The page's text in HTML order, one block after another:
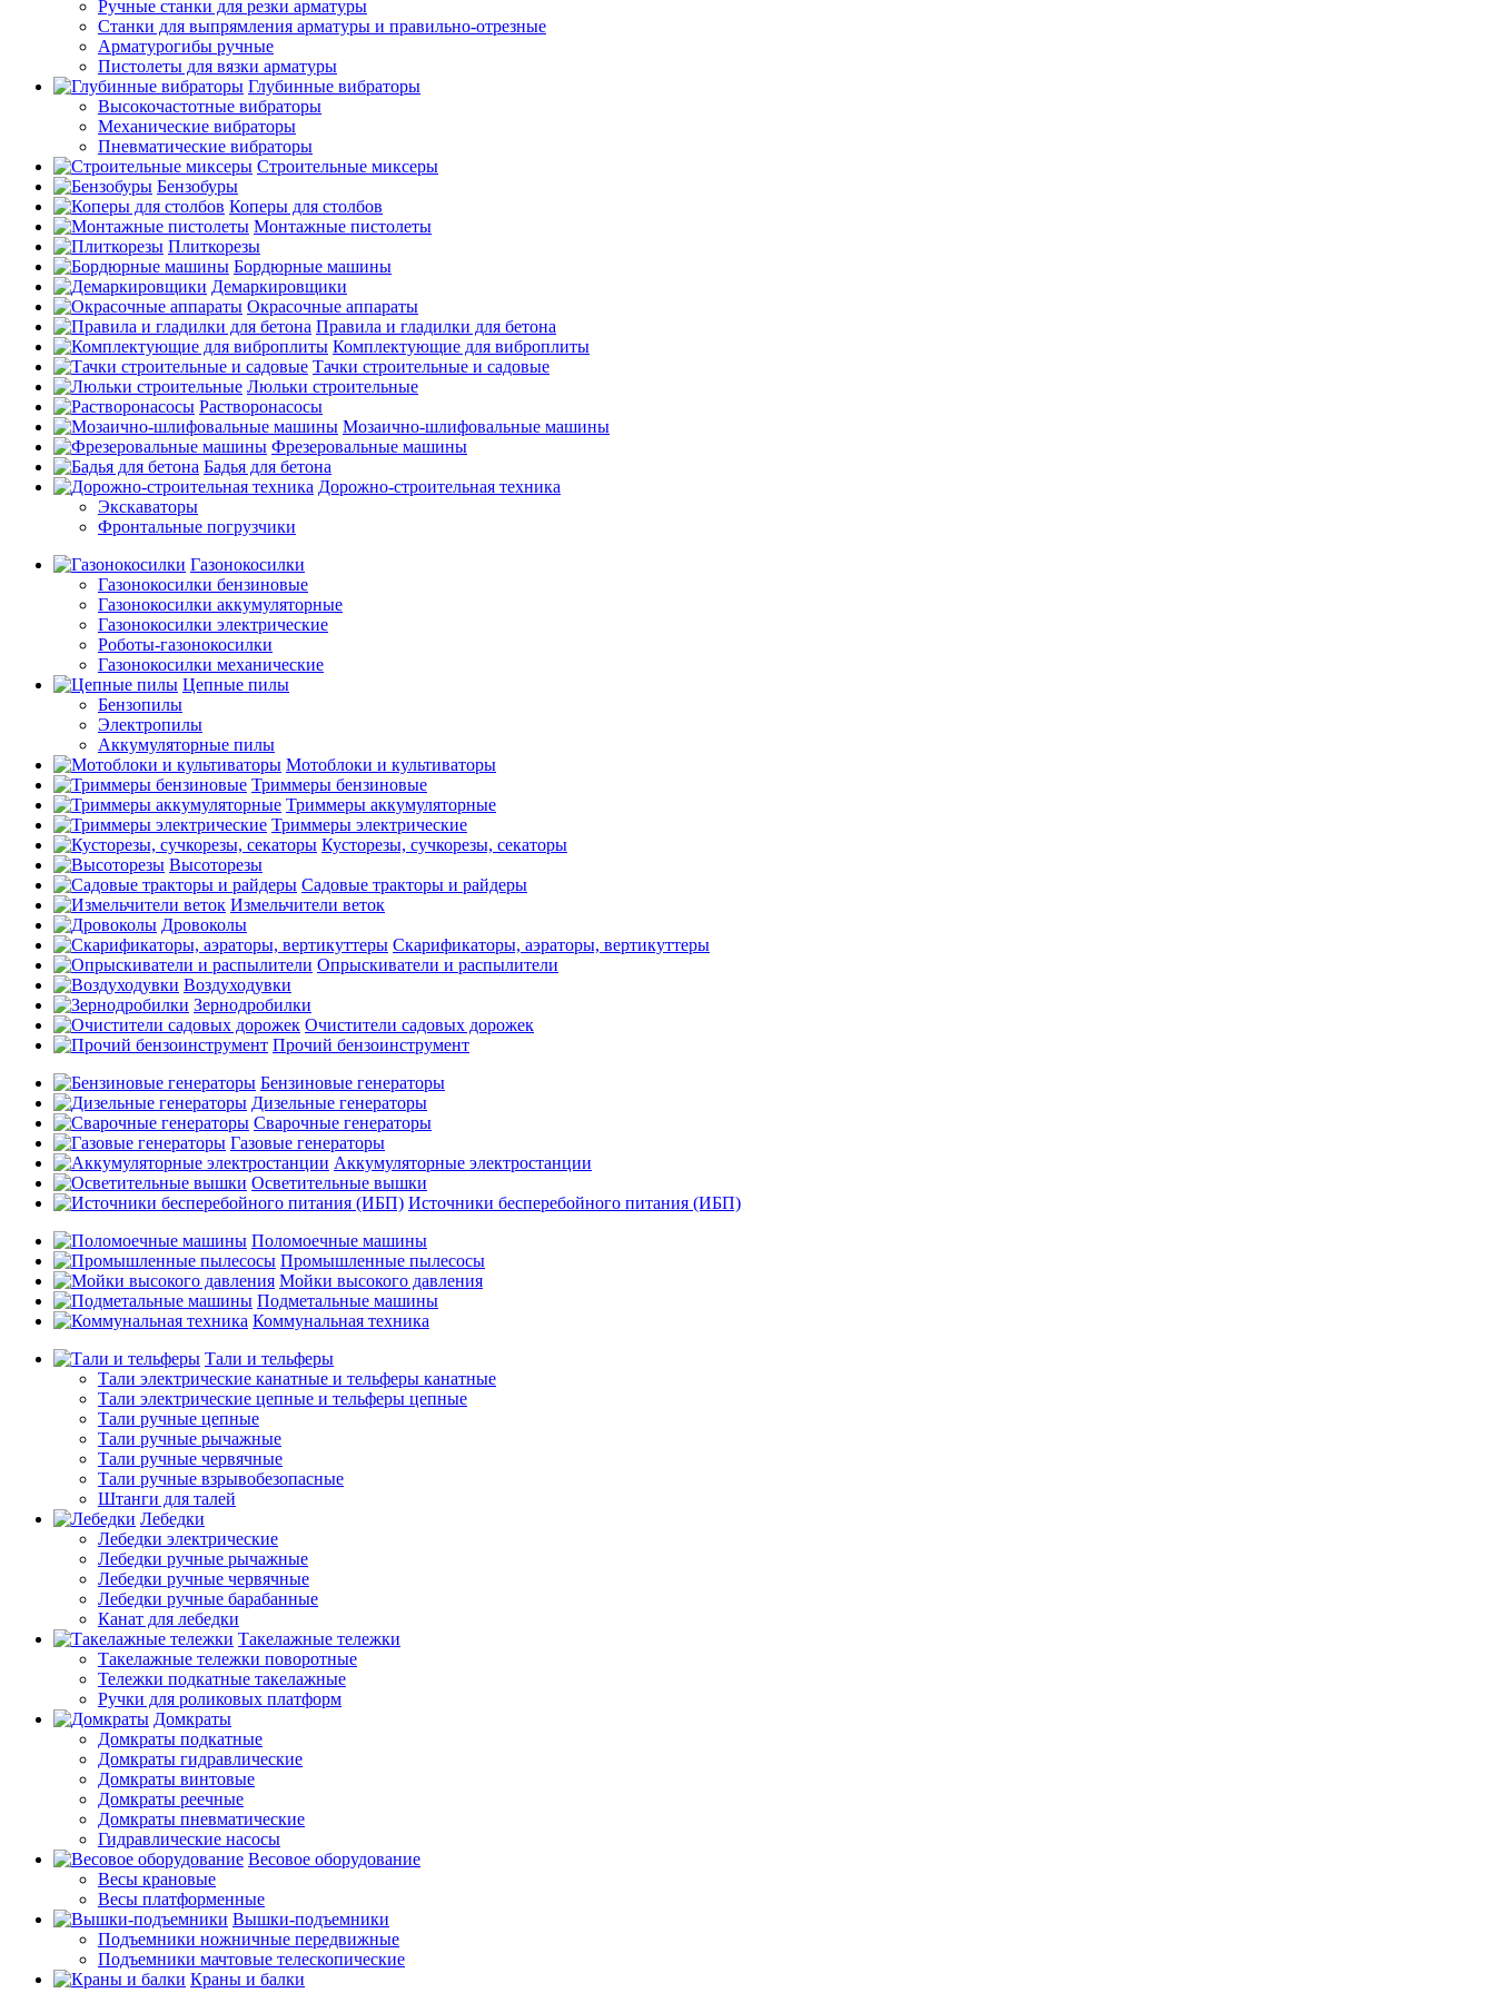
Ручные станки для резки арматуры
Станки для выпрямления арматуры и правильно-отрезные
Арматурогибы ручные
Пистолеты для вязки арматуры
Глубинные вибраторы
Высокочастотные вибраторы
Механические вибраторы
Пневматические вибраторы
Строительные миксеры
Бензобуры
Коперы для столбов
Монтажные пистолеты
Плиткорезы
Бордюрные машины
Демаркировщики
Окрасочные аппараты
Правила и гладилки для бетона
Комплектующие для виброплиты
Тачки строительные и садовые
Люльки строительные
Растворонасосы
Мозаично-шлифовальные машины
Фрезеровальные машины
Бадья для бетона
Дорожно-строительная техника
Экскаваторы
Фронтальные погрузчики
Газонокосилки
Газонокосилки бензиновые
Газонокосилки аккумуляторные
Газонокосилки электрические
Роботы-газонокосилки
Газонокосилки механические
Цепные пилы
Бензопилы
Электропилы
Аккумуляторные пилы
Мотоблоки и культиваторы
Триммеры бензиновые
Триммеры аккумуляторные
Триммеры электрические
Кусторезы, сучкорезы, секаторы
Высоторезы
Садовые тракторы и райдеры
Измельчители веток
Дровоколы
Скарификаторы, аэраторы, вертикуттеры
Опрыскиватели и распылители
Воздуходувки
Зернодробилки
Очистители садовых дорожек
Прочий бензоинструмент
Бензиновые генераторы
Дизельные генераторы
Сварочные генераторы
Газовые генераторы
Аккумуляторные электростанции
Осветительные вышки
Источники бесперебойного питания (ИБП)
Поломоечные машины
Промышленные пылесосы
Мойки высокого давления
Подметальные машины
Коммунальная техника
Тали и тельферы
Тали электрические канатные и тельферы канатные
Тали электрические цепные и тельферы цепные
Тали ручные цепные
Тали ручные рычажные
Тали ручные червячные
Тали ручные взрывобезопасные
Штанги для талей
Лебедки
Лебедки электрические
Лебедки ручные рычажные
Лебедки ручные червячные
Лебедки ручные барабанные
Канат для лебедки
Такелажные тележки
Такелажные тележки поворотные
Тележки подкатные такелажные
Ручки для роликовых платформ
Домкраты
Домкраты подкатные
Домкраты гидравлические
Домкраты винтовые
Домкраты реечные
Домкраты пневматические
Гидравлические насосы
Весовое оборудование
Весы крановые
Весы платформенные
Вышки-подъемники
Подъемники ножничные передвижные
Подъемники мачтовые телескопические
Краны и балки